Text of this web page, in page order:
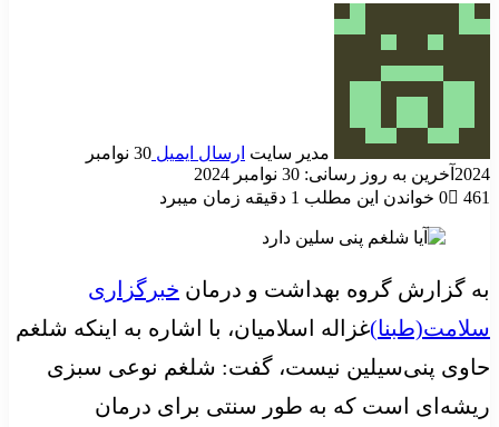
مدیر سایت ارسال ایمیل
30 نوامبر
2024 آخرین به روز رسانی: 30 نوامبر 2024
0
461 خواندن این مطلب 1 دقیقه زمان میبرد
به گزارش گروه بهداشت و درمان خبرگزاری
سلامت(طبنا)غزاله اسلامیان، با اشاره به اینکه شلغم
حاوی پنی‌سیلین نیست، گفت: شلغم نوعی سبزی
ریشه‌ای است که به طور سنتی برای درمان